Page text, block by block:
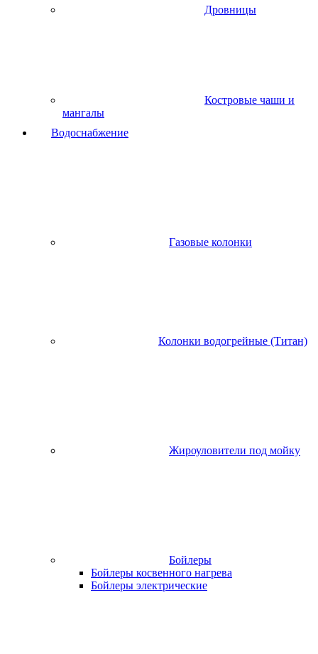
Дровницы
Костровые чаши и
мангалы
Водоснабжение
Газовые колонки
Колонки водогрейные (Титан)
Жироуловители под мойку
Бойлеры
Бойлеры косвенного нагрева
Бойлеры электрические